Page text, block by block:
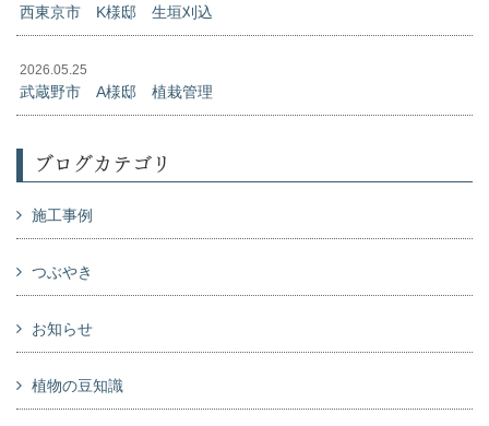
西東京市 K様邸 生垣刈込
2026.05.25
武蔵野市 A様邸 植栽管理
ブログカテゴリ
施工事例
つぶやき
お知らせ
植物の豆知識